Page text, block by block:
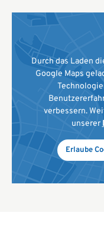
Durch das Laden
Google Maps
verbessern.
unserer
Erlaube